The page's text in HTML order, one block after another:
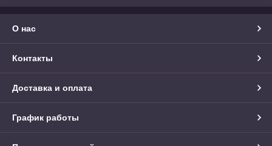
О нас
Контакты
Доставка и оплата
График работы